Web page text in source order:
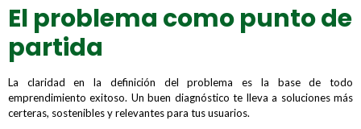
El problema como punto de
partida
La claridad en la definición del problema es la base de todo
emprendimiento exitoso. Un buen diagnóstico te lleva a soluciones más
certeras, sostenibles y relevantes para tus usuarios.